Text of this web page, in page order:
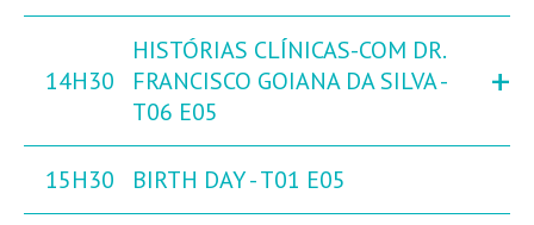
14H30
HISTÓRIAS CLÍNICAS-COM DR.
FRANCISCO GOIANA DA SILVA -
T06 E05
+
15H30 BIRTH DAY - T01 E05